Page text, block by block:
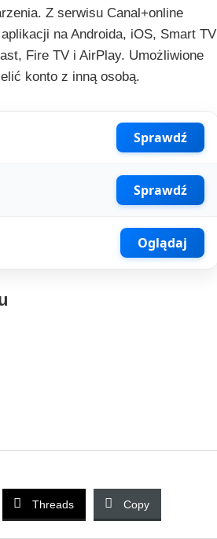
Z serwisu Canal+online
na Androida, iOS, Smart TV
Fire TV i AirPlay. Umożliwione
konto z inną osobą.
Sprawdź
Sprawdź
Oglądaj
Threads Copy